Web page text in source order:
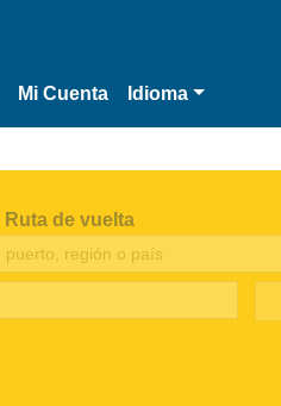
Mi Cuenta Idioma
Ruta de vuelta